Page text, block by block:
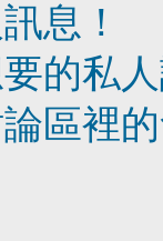
息！
的私
區裡